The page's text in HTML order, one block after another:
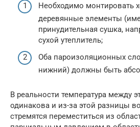
Необходимо монтировать
деревянные элементы
принудительная сушка,
сухой утеплитель;
Оба пароизоляционных
нижний) должны быть
В реальности температура между
одинакова и из-за этой разницы
стремятся переместиться из